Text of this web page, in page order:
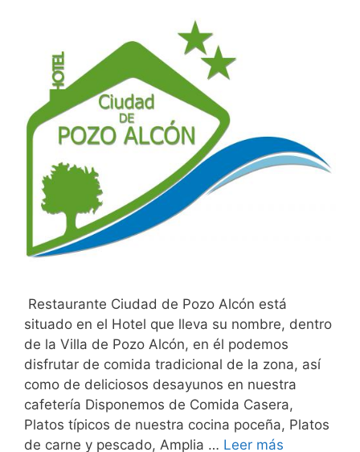
Restaurante Ciudad de Pozo Alcón está
situado en el Hotel que lleva su nombre, dentro
de la Villa de Pozo Alcón, en él podemos
disfrutar de comida tradicional de la zona, así
como de deliciosos desayunos en nuestra
cafetería Disponemos de Comida Casera,
Platos típicos de nuestra cocina poceña, Platos
de carne y pescado, Amplia … Leer más